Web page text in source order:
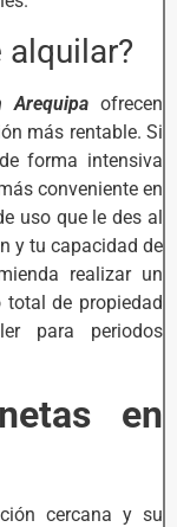
alquilar?
Arequipa ofrecen
más rentable. Si
forma intensiva
conveniente en
uso que le des al
y tu capacidad de
realizar un
de propiedad
para periodos
en
cercana y su